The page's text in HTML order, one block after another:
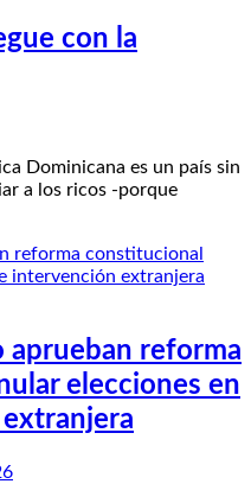
con la
Dominicana es un país sin
a los ricos -porque
aprueban reforma
elecciones en